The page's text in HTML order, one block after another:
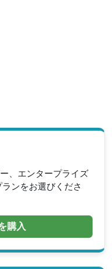
、エンタープライズ
ンをお選びくださ
購入